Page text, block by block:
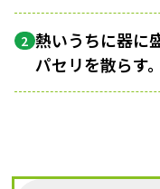
2 熱いうちに器に
パセリを散らす。